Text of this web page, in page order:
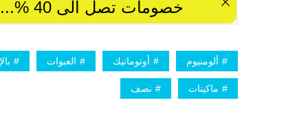
ألومنيوم أوتوماتيك العبوات
ماكينات نصف